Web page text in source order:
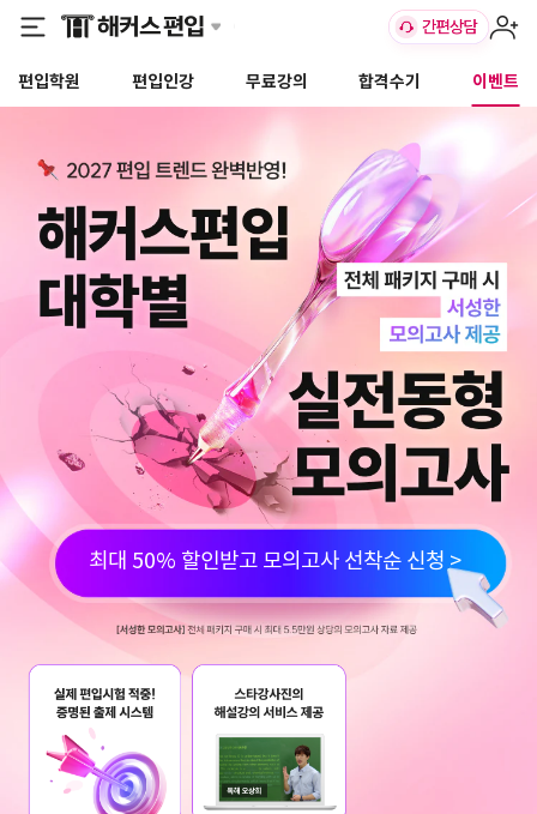
편입학원 편입인강 무료강의 합격수기 이벤트
최대 50% 할인받고 모의고사 선착순 신청 >